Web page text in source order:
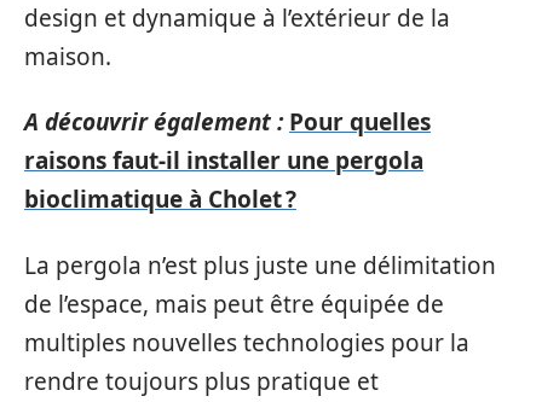
design et dynamique à l’extérieur de la
maison.
A découvrir également : Pour quelles
raisons faut-il installer une pergola
bioclimatique à Cholet ?
La pergola n’est plus juste une délimitation
de l’espace, mais peut être équipée de
multiples nouvelles technologies pour la
rendre toujours plus pratique et